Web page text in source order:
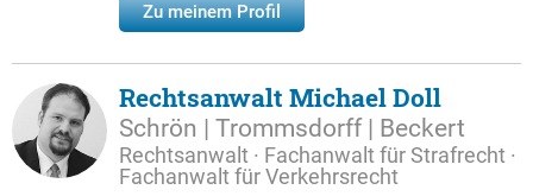
Zu meinem Profil
Rechtsanwalt Michael Doll
Schrön | Trommsdorff | Beckert
Rechtsanwalt · Fachanwalt für Strafrecht ·
Fachanwalt für Verkehrsrecht